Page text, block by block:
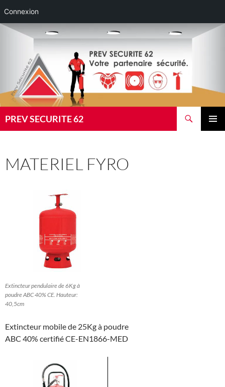
Connexion
Aller
PREV SECURITE 62
MATERIEL FYRO
Extincteur pendulaire de 6Kg à
poudre ABC 40% CE. Hauteur:
40,5cm
Extincteur mobile de 25Kg à poudre
ABC 40% certifié CE-EN1866-MED